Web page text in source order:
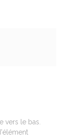
vers le bas.